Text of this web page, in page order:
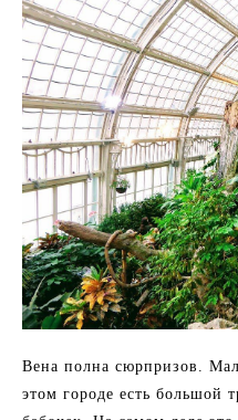
Вена полна сюрпризов.
этом городе есть большой